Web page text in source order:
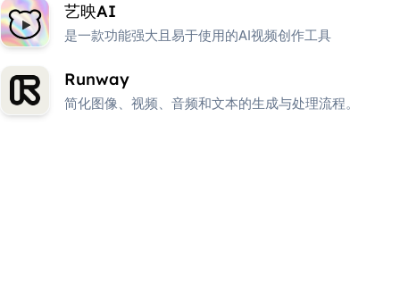
艺映AI
是一款功能强大且易于使用的AI视频创作工具
Runway
简化图像、视频、音频和文本的生成与处理流程。